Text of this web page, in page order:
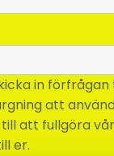
in förfrågan
att
att fullgöra
er.